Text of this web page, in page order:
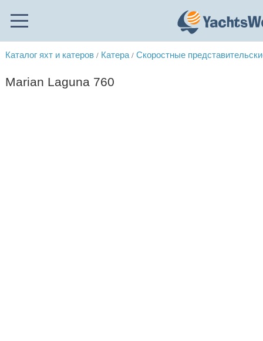
Каталог яхт и катеров / Катера / Скоростные
Marian Laguna 760